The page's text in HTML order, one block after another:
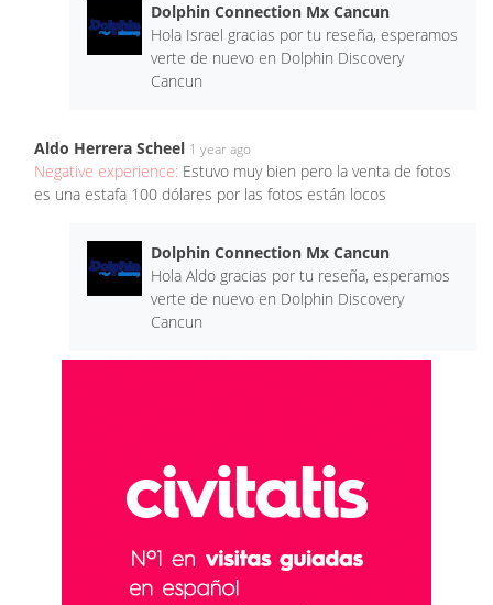
Dolphin Connection Mx Cancun
Hola Israel gracias por tu reseña, esperamos
verte de nuevo en Dolphin Discovery
Cancun
Aldo Herrera Scheel 1 year ago
Negative experience: Estuvo muy bien pero la venta de fotos
es una estafa 100 dólares por las fotos están locos
Dolphin Connection Mx Cancun
Hola Aldo gracias por tu reseña, esperamos
verte de nuevo en Dolphin Discovery
Cancun